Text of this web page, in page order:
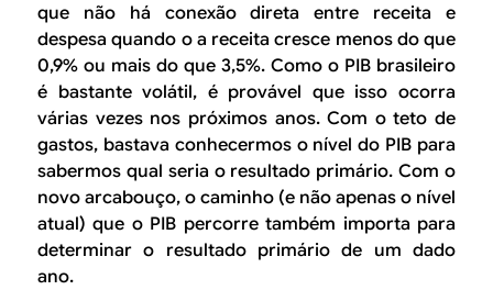
que não há conexão direta entre receita e
despesa quando o a receita cresce menos do que
0,9% ou mais do que 3,5%. Como o PIB brasileiro
é bastante volátil, é provável que isso ocorra
várias vezes nos próximos anos. Com o teto de
gastos, bastava conhecermos o nível do PIB para
sabermos qual seria o resultado primário. Com o
novo arcabouço, o caminho (e não apenas o nível
atual) que o PIB percorre também importa para
determinar o resultado primário de um dado
ano.